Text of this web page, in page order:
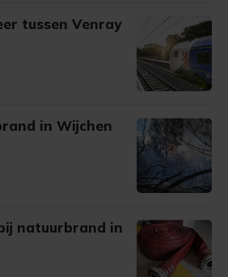
je ons cookiebeleid bekijken en je
wijzigen of intrekken.
tussen Venray
in Wijchen
natuurbrand in